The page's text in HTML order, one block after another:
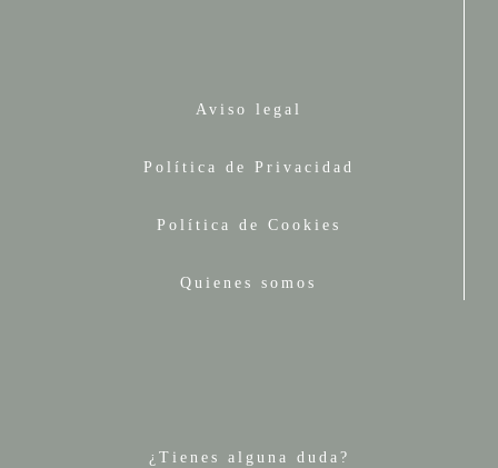
Aviso legal
Política de Privacidad
Política de Cookies
Quienes somos
¿Tienes alguna duda?